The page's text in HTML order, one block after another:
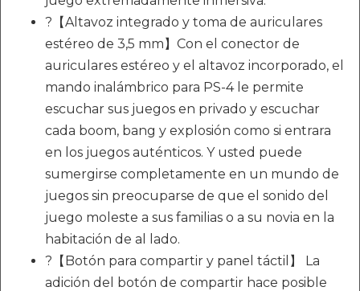
?【Altavoz integrado y toma de auriculares
estéreo de 3,5 mm】Con el conector de
auriculares estéreo y el altavoz incorporado, el
mando inalámbrico para PS-4 le permite
escuchar sus juegos en privado y escuchar
cada boom, bang y explosión como si entrara
en los juegos auténticos. Y usted puede
sumergirse completamente en un mundo de
juegos sin preocuparse de que el sonido del
juego moleste a sus familias o a su novia en la
habitación de al lado.
?【Botón para compartir y panel táctil】 La
adición del botón de compartir hace posible